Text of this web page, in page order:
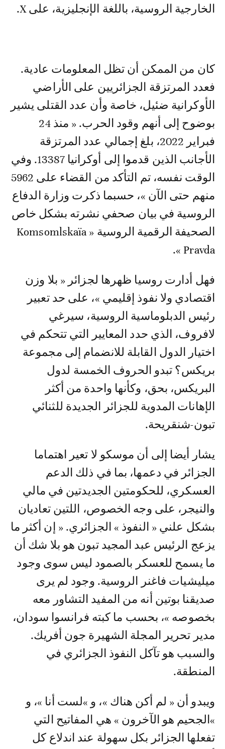
الخارجية الروسية، باللغة الإنجليزية، على X.
كان من الممكن أن تظل المعلومات عادية.
فعدد المرتزقة الجزائريين على الأراضي
الأوكرانية ضئيل، خاصة وأن عدد القتلى يشير
بوضوح إلى أنهم وقود الحرب. « منذ 24
فبراير 2022، بلغ إجمالي عدد المرتزقة
الأجانب الذين قدموا إلى أوكرانيا 13387. وفي
الوقت نفسه، تم التأكد من القضاء على 5962
منهم حتى الآن »، حسبما ذكرت وزارة الدفاع
الروسية في بيان صحفي نشرته بشكل خاص
الصحيفة الرقمية الروسية « Komsomlskaïa
Pravda ».
فهل أدارت روسيا ظهرها لجزائر « بلا وزن
اقتصادي ولا نفوذ إقليمي »، على حد تعبير
رئيس الدبلوماسية الروسية، سيرغي
لافروف، الذي حدد المعايير التي تتحكم في
اختيار الدول القابلة للانضمام إلى مجموعة
بريكس؟ تبدو الحروف الخمسة لدول
البريكس، بحق، وكأنها واحدة من أكثر
الإهانات المدوية للجزائر الجديدة للثنائي
تبون-شنقريحة.
يشار أيضا إلى أن موسكو لا تعير اهتماما
الجزائر في دعمها، بما في ذلك الدعم
العسكري، للحكومتين الجديدتين في مالي
والنيجر، على وجه الخصوص، اللتين تعاديان
بشكل علني « النفوذ » الجزائري. « إن أكثر ما
يزعج الرئيس عبد المجيد تبون هو بلا شك أن
ما يسمح للعسكر بالصمود ليس سوى وجود
ميليشيات فاغنر الروسية. وجود لم يرى
صديقنا بوتين أنه من المفيد التشاور معه
بخصوصه »، بحسب ما كبته فرانسوا سودان،
مدير تحرير المجلة الشهيرة جون أفريك.
والسبب هو تآكل النفوذ الجزائري في
المنطقة.
ويبدو أن « لم أكن هناك »، و »لست أنا »، و
»الجحيم هو الآخرون » هي المفاتيح التي
تفعلها الجزائر بكل سهولة عند اندلاع كل